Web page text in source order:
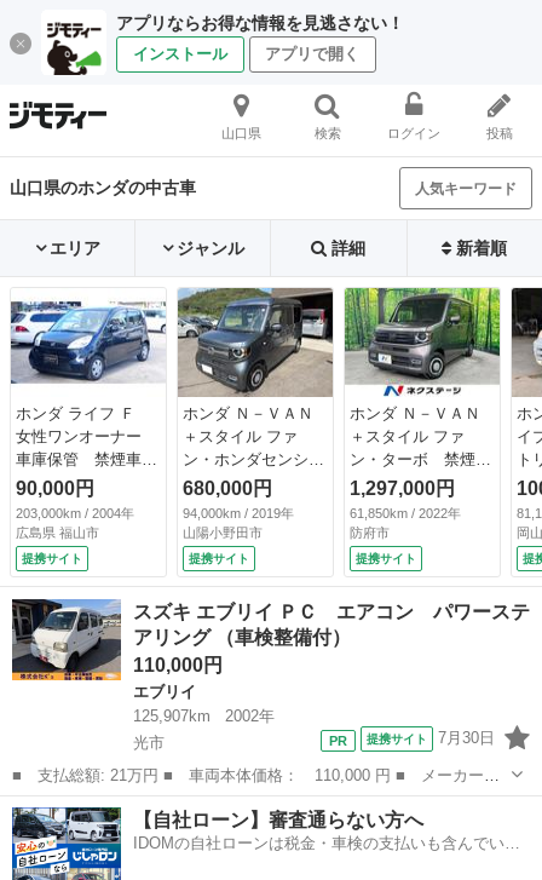
アプリならお得な情報を見逃さない！
インストール アプリで開く
山口県 検索 ログイン 投稿
山口県のホンダの中古車 人気キーワード
エリア ジャンル 詳細 新着順
ホンダ ライフ Ｆ
女性ワンオーナー
車庫保管 禁煙車
ＳＴ認定評価車両
ホンダ正規ディーラ
ー認定車 ホンダデ
ィーラーメンテナン
ス済み車両 保証付
き （検9.5）
90,000円
203,000km / 2004年
広島県 福山市
提携サイト
ホンダ Ｎ－ＶＡＮ
＋スタイル ファ
ン・ホンダセンシン
グ （検9.10）
680,000円
94,000km / 2019年
山陽小野田市
提携サイト
ホンダ Ｎ－ＶＡＮ
＋スタイル ファ
ン・ターボ 禁煙
車 純正８インチＳ
Ｄナビ バックカメ
ラ 衝突被害軽減シ
ステム レーダーク
ルーズ スマートキ
ＥＴＣ 車線逸脱警
10.1）
1,297,000円
61,850km / 2022年
防府市
提携サイト
ホ
イ
ッ
ィ
し
岡
提
スズキ エブリイ ＰＣ エアコン パワーステ
アリング （車検整備付）
110,000円
エブリイ
125,907km
2002年
光市
提携サイト 7月30日
■ 支払総額: 21万円 ■ 車両本体価格： 110,000 円 ■ メーカー
名： スズキ ■ 車種名： エブリイ ■ グレード名： ＰＣ エア
コン パワーステアリング ■ 排気量： 660cc ■ ドア枚数： 5D
■ ...
山口 光市 エブリイ 車両
【自社ローン】審査通らない方へ
IDOMの自社ローンは税金・車検の支払いも含んでいる